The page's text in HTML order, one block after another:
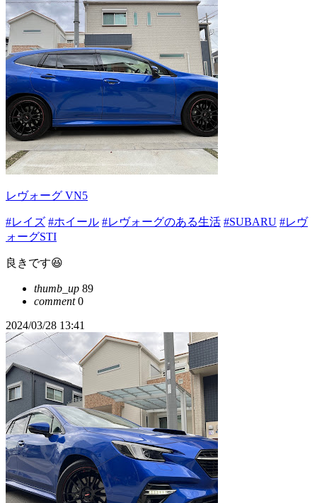
レヴォーグ VN5
#レイズ #ホイール #レヴォーグのある生活 #SUBARU #レヴ
ォーグSTI
良きです😆
thumb_up 89
comment0
2024/03/28 13:41